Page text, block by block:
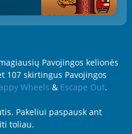
Pavojingos kelionės
107 skirtingus Pavojingos
Wheels & Escape Out.
Pakeliui paspausk ant
toliau.